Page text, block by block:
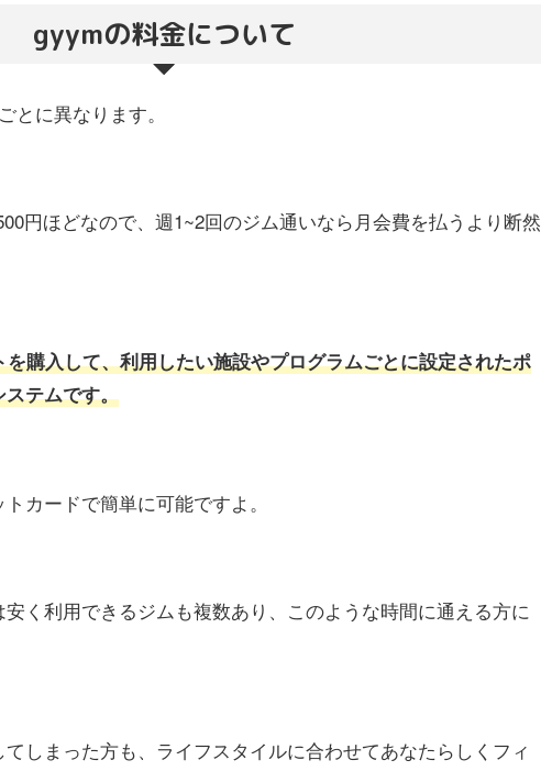
gyymの料金について
とに異なります。
円ほどなので、週1~2回のジム通いなら月会費を払うより断然
購入して、利用したい施設やプログラムごとに設定されたポ
テムです。
カードで簡単に可能ですよ。
く利用できるジムも複数あり、このような時間に通える方に
しまった方も、ライフスタイルに合わせてあなたらしくフィ